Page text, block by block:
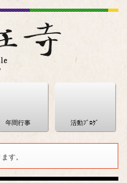
年間行事 活動ﾌﾞﾛｸﾞ
す。